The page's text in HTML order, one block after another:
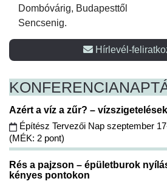
Dombóvárig, Budapesttől
Sencsenig.
Hírlevél-
KONFERENCIA
Azért a víz a zűr? –
Építész Tervezői Nap szeptember
(MÉK: 2 pont)
Rés a pajzson – épületburok
kényes pontokon